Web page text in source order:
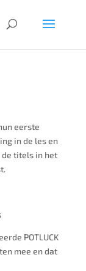
eerste
in de les en
de titels in het
POTLUCK
mee en dat